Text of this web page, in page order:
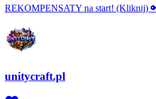
REKOMPENSATY na start! (Kliknij)
unitycraft.pl